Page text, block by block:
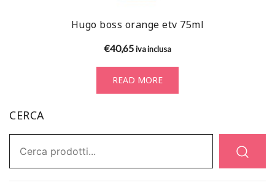
Hugo boss orange etv 75ml
€40,65iva inclusa
READ MORE
CERCA